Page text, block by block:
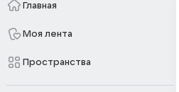
Главная
Моя лента
Пространства